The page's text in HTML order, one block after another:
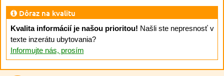
Dôraz na kvalitu
Kvalita informácií je našou prioritou! Našli ste nepresnosť v
texte inzerátu ubytovania?
Informujte nás, prosím